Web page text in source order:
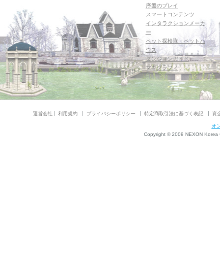
序盤のプレイ
スマートコンテンツ
インタラクションメーカ
ー
ペット探検隊・ペットハ
ウス
ダンジョンガイド
マギグラフィ
運営会社 利用規約 プライバシーポリシー 特定商取引法に基づく表記 資
オ
Copyright © 2009 NEXON Korea